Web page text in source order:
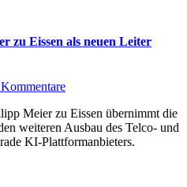
zu Eissen als neuen Leiter
weiteren Ausbau des Telco- und
KI-Plattformanbieters.